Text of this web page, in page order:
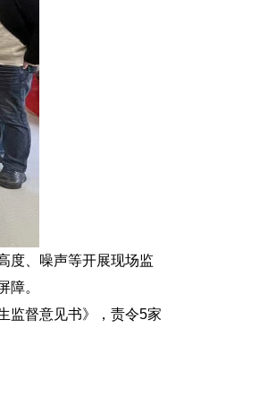
度、噪声等开展现场监
障。
监督意见书》，责令5家